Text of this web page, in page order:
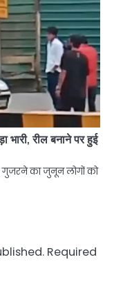
भारी, रील बनाने पर हुई
का जुनून लोगों को
Required